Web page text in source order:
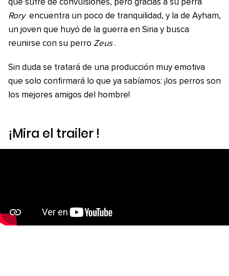
que sufre de convulsiones, pero gracias a su perra
Rory encuentra un poco de tranquilidad, y la de Ayham,
un joven que huyó de la guerra en Siria y busca
reunirse con su perro Zeus .
Sin duda se tratará de una producción muy emotiva
que solo confirmará lo que ya sabíamos: ¡los perros son
los mejores amigos del hombre!
¡Mira el trailer !